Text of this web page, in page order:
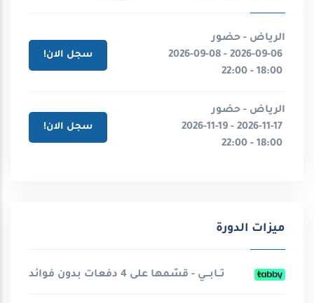
الرياض - حضور
سجل الان!
الرياض - حضور
سجل الان!
ميزات الدورة
تــابـــي - قسّمها على 4 دفعات بدون فوائد